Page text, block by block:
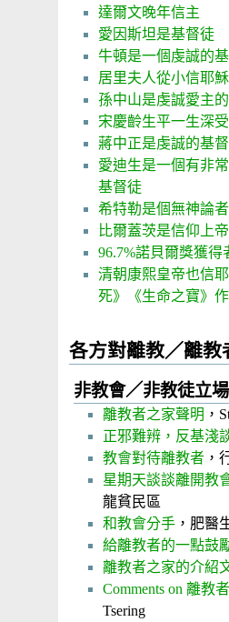
達爾文晚年信主
愛因斯坦是基督徒
牛頓是一個虔誠的
居里夫人從小信耶穌
孫中山是虔誠愛主
宋慶齡生平一生深
蔣中正是虔誠的基
愛迪生是一個有非
基督徒
希特勒是個無神論者
比爾蓋茨是信仰上
96.7%諾貝爾獎獲得
清朝康熙皇帝也信
死》《生命之寶》
各方對離教／離教
非教會／非教徒立場
離教者之家聲明 ，
正邪難辨，反基淺
教會對待離教者 ，
星期天談談離開教
龍貧民區
和教會分手 ，肥醫
給離教者的一點鼓
離教者之家的介紹
Comments on 離教
Tsering